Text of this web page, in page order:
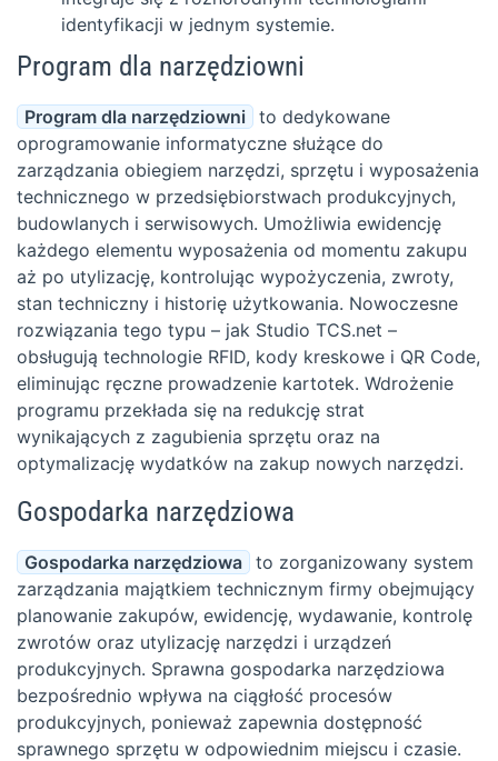
identyfikacji w jednym systemie.
Program dla narzędziowni
Program dla narzędziowni
to dedykowane
oprogramowanie informatyczne służące do
zarządzania obiegiem narzędzi, sprzętu i wyposażenia
technicznego w przedsiębiorstwach produkcyjnych,
budowlanych i serwisowych. Umożliwia ewidencję
każdego elementu wyposażenia od momentu zakupu
aż po utylizację, kontrolując wypożyczenia, zwroty,
stan techniczny i historię użytkowania. Nowoczesne
rozwiązania tego typu – jak Studio TCS.net –
obsługują technologie RFID, kody kreskowe i QR Code,
eliminując ręczne prowadzenie kartotek. Wdrożenie
programu przekłada się na redukcję strat
wynikających z zagubienia sprzętu oraz na
optymalizację wydatków na zakup nowych narzędzi.
Gospodarka narzędziowa
Gospodarka narzędziowa to zorganizowany system
zarządzania majątkiem technicznym firmy obejmujący
planowanie zakupów, ewidencję, wydawanie, kontrolę
zwrotów oraz utylizację narzędzi i urządzeń
produkcyjnych. Sprawna gospodarka narzędziowa
bezpośrednio wpływa na ciągłość procesów
produkcyjnych, ponieważ zapewnia dostępność
sprawnego sprzętu w odpowiednim miejscu i czasie.